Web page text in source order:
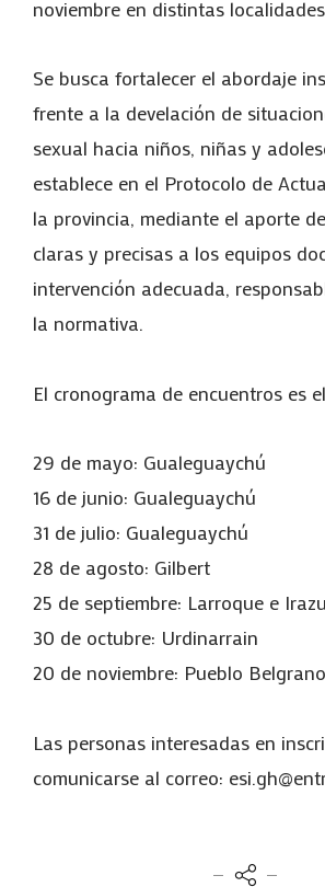
noviembre en distintas
Se busca fortalecer el abordaje
frente a la develación de
sexual hacia niños, niñas y
establece en el Protocolo de
la provincia, mediante el aporte
claras y precisas a los equipos
intervención adecuada,
la normativa.
El cronograma de encuentros es
29 de mayo: Gualeguaychú
16 de junio: Gualeguaychú
31 de julio: Gualeguaychú
28 de agosto: Gilbert
25 de septiembre: Larroque e
30 de octubre: Urdinarrain
20 de noviembre: Pueblo Belgrano
Las personas interesadas en
comunicarse al correo: